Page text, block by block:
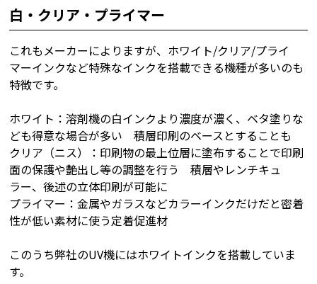
白・クリア・プライマー
これもメーカーによりますが、ホワイト/クリア/プライ
マーインクなど特殊なインクを搭載できる機種が多いのも
特徴です。
ホワイト：溶剤機の白インクより濃度が濃く、ベタ塗りな
ども得意な場合が多い 積層印刷のベースとすることも
クリア（ニス）：印刷物の最上位層に塗布することで印刷
面の保護や艶出し等の調整を行う 積層やレンチキュ
ラー、後述の立体印刷が可能に
プライマー：金属やガラスなどカラーインクだけだと密着
性が低い素材に使う定着促進材
このうち弊社のUV機にはホワイトインクを搭載していま
す。